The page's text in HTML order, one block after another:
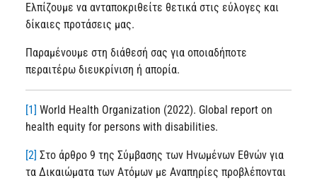
Ελπίζουμε να ανταποκριθείτε θετικά στις εύλογες και
δίκαιες προτάσεις μας.
Παραμένουμε στη διάθεσή σας για οποιαδήποτε
περαιτέρω διευκρίνιση ή απορία.
[1] World Health Organization (2022). Global report on
health equity for persons with disabilities.
[2] Στο άρθρο 9 της Σύμβασης των Ηνωμένων Εθνών για
τα Δικαιώματα των Ατόμων με Αναπηρίες προβλέπονται